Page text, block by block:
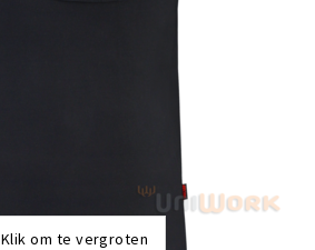
Klik om te vergroten